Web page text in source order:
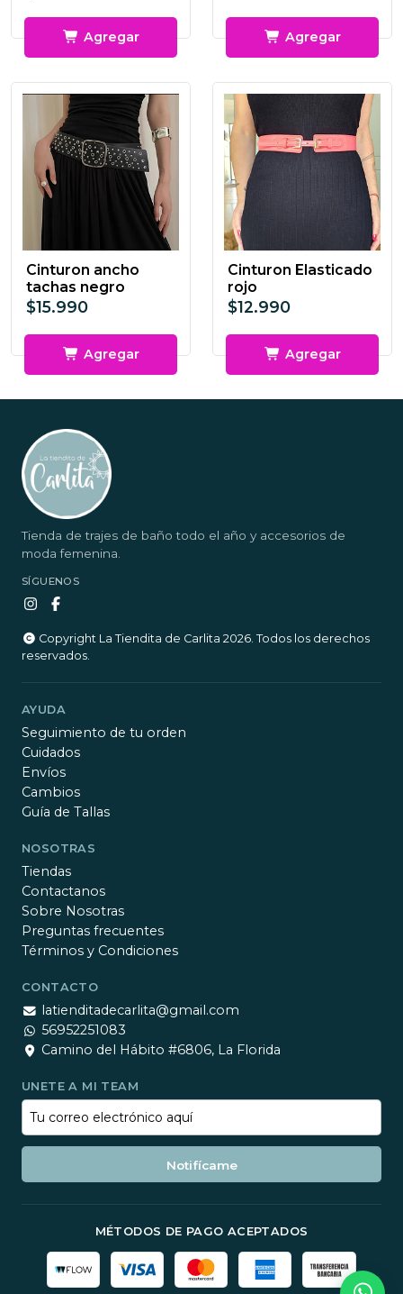
Agregar Agregar
Cinturon ancho
tachas negro
$15.990
Agregar
Cinturon Elasticado
rojo
$12.990
Agregar
Tienda de trajes de baño todo el año y accesorios de
moda femenina.
SÍGUENOS
Copyright La Tiendita de Carlita 2026. Todos los derechos
reservados.
AYUDA
Seguimiento de tu orden
Cuidados
Envíos
Cambios
Guía de Tallas
NOSOTRAS
Tiendas
Contactanos
Sobre Nosotras
Preguntas frecuentes
Términos y Condiciones
CONTACTO
latienditadecarlita@gmail.com
56952251083
Camino del Hábito #6806, La Florida
UNETE A MI TEAM
Notifícame
MÉTODOS DE PAGO ACEPTADOS